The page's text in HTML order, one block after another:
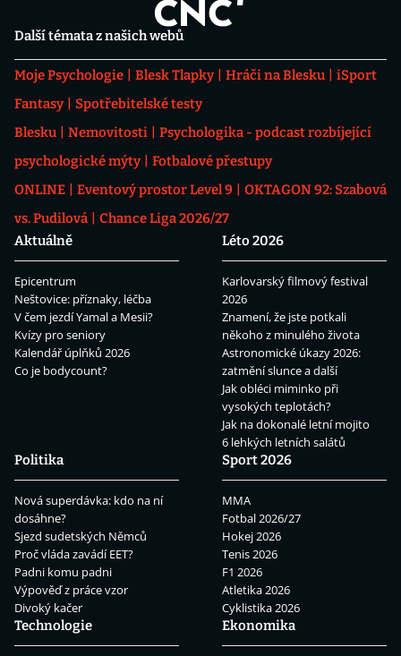
Další témata z našich webů
Moje Psychologie Blesk Tlapky Hráči na Blesku
iSport
Fantasy
Spotřebitelské testy
Blesku
Nemovitosti
Psychologika - podcast rozbíjející
psychologické mýty
Fotbalové přestupy
ONLINE
Eventový prostor Level 9
OKTAGON 92: Szabová
vs. Pudilová
Chance Liga 2026/27
Aktuálně
Epicentrum
Neštovice: příznaky, léčba
V čem jezdí Yamal a Mesii?
Kvízy pro seniory
Kalendář úplňků 2026
Co je bodycount?
Léto 2026
Karlovarský filmový festival
2026
Znamení, že jste potkali
někoho z minulého života
Astronomické úkazy 2026:
zatmění slunce a další
Jak obléci miminko při
vysokých teplotách?
Jak na dokonalé letní mojito
6 lehkých letních salátů
Politika
Nová superdávka: kdo na ní
dosáhne?
Sjezd sudetských Němců
Proč vláda zavádí EET?
Padni komu padni
Výpověď z práce vzor
Divoký kačer
Sport 2026
MMA
Fotbal 2026/27
Hokej 2026
Tenis 2026
F1 2026
Atletika 2026
Cyklistika 2026
Technologie
Ekonomika